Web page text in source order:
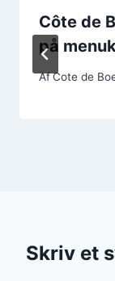
Côte de
på
AfCote de
Skriv et